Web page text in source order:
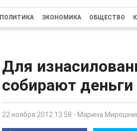
ПОЛИТИКА ЭКОНОМИКА ОБЩЕСТВО
Для
собирают
22 ноября 2012 13:58 - Марина